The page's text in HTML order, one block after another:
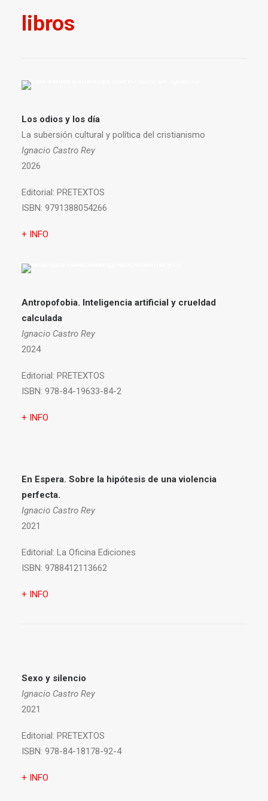
libros
Los odios y los día
La subersión cultural y política del cristianismo
Ignacio Castro Rey
2026
Editorial: PRETEXTOS
ISBN: 9791388054266
+ INFO
Antropofobia. Inteligencia artificial y crueldad
calculada
Ignacio Castro Rey
2024
Editorial: PRETEXTOS
ISBN: 978-84-19633-84-2
+ INFO
En Espera. Sobre la hipótesis de una violencia
perfecta.
Ignacio Castro Rey
2021
Editorial: La Oficina Ediciones
ISBN: 9788412113662
+ INFO
Sexo y silencio
Ignacio Castro Rey
2021
Editorial: PRETEXTOS
ISBN: 978-84-18178-92-4
+ INFO